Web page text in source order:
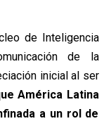
de Inteligencia
de la
inicial al ser
América Latina
a un rol de